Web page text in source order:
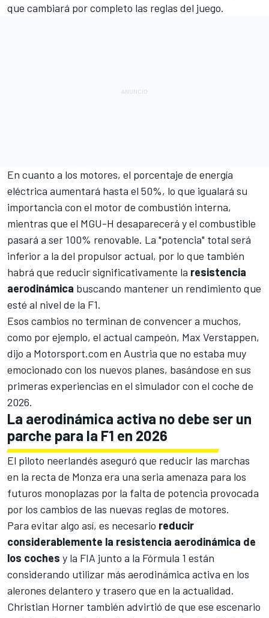
que cambiará por completo las reglas del juego.
En cuanto a los motores, el porcentaje de energía
eléctrica aumentará hasta el 50%, lo que igualará su
importancia con el motor de combustión interna,
mientras que el MGU-H desaparecerá y el combustible
pasará a ser 100% renovable. La "potencia" total será
inferior a la del propulsor actual, por lo que también
habrá que reducir significativamente la resistencia
aerodinámica buscando mantener un rendimiento que
esté al nivel de la F1.
Esos cambios no terminan de convencer a muchos,
como por ejemplo, el actual campeón, Max Verstappen,
dijo a Motorsport.com en Austria que no estaba muy
emocionado con los nuevos planes, basándose en sus
primeras experiencias en el simulador con el coche de
2026.
La aerodinámica activa no debe ser un
parche para la F1 en 2026
El piloto neerlandés aseguró que reducir las marchas
en la recta de Monza era una seria amenaza para los
futuros monoplazas por la falta de potencia provocada
por los cambios de las nuevas reglas de motores.
Para evitar algo así, es necesario reducir
considerablemente la resistencia aerodinámica de
los coches y la FIA junto a la Fórmula 1 están
considerando utilizar más aerodinámica activa en los
alerones delantero y trasero que en la actualidad.
Christian Horner también advirtió de que ese escenario